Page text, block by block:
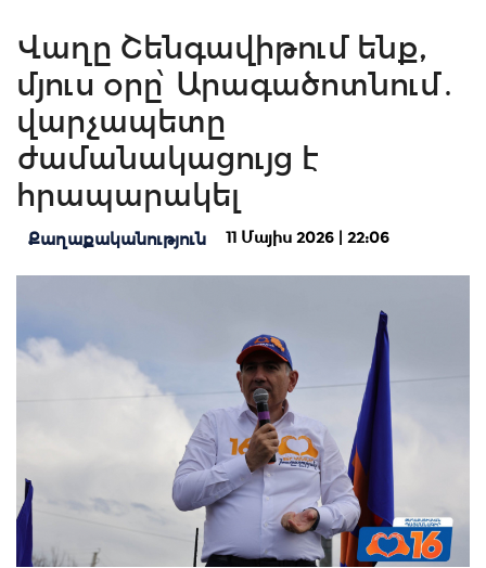
Վաղը Շենգավիթում ենք,
մյուս օրը՝ Արագածոտնում․
վարչապետը
ժամանակացույց է
հրապարակել
Քաղաքականություն 11 Մայիս 2026 | 22:06